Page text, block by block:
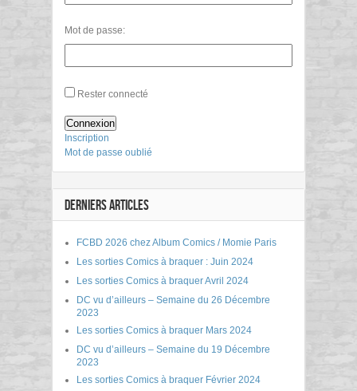
Mot de passe:
Rester connecté
Connexion
Inscription
Mot de passe oublié
DERNIERS ARTICLES
FCBD 2026 chez Album Comics / Momie Paris
Les sorties Comics à braquer : Juin 2024
Les sorties Comics à braquer Avril 2024
DC vu d’ailleurs – Semaine du 26 Décembre
2023
Les sorties Comics à braquer Mars 2024
DC vu d’ailleurs – Semaine du 19 Décembre
2023
Les sorties Comics à braquer Février 2024